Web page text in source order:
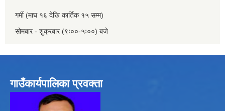
गर्मी (माघ १६ देखि कार्तिक १५ सम्म)
सोमबार - शुक्रबार (९ः००-५ः००) बजे
गाउँकार्यपालिका प्रवक्ता